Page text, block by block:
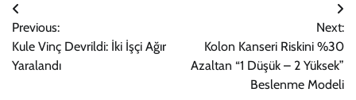
Yazı
gezinmesi
Previous:
Kule Vinç Devrildi: İki İşçi Ağır
Yaralandı
Next:
Kolon Kanseri Riskini %30
Azaltan “1 Düşük – 2 Yüksek”
Beslenme Modeli